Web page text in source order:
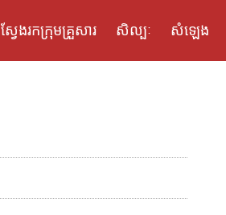
ស្វែងរកក្រុមគ្រួសារ សិល្បៈ សំឡេង